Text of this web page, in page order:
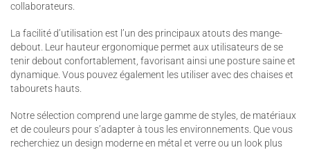
collaborateurs.
La facilité d’utilisation est l’un des principaux atouts des mange-
debout. Leur hauteur ergonomique permet aux utilisateurs de se
tenir debout confortablement, favorisant ainsi une posture saine et
dynamique. Vous pouvez également les utiliser avec des chaises et
tabourets hauts.
Notre sélection comprend une large gamme de styles, de matériaux
et de couleurs pour s’adapter à tous les environnements. Que vous
recherchiez un design moderne en métal et verre ou un look plus